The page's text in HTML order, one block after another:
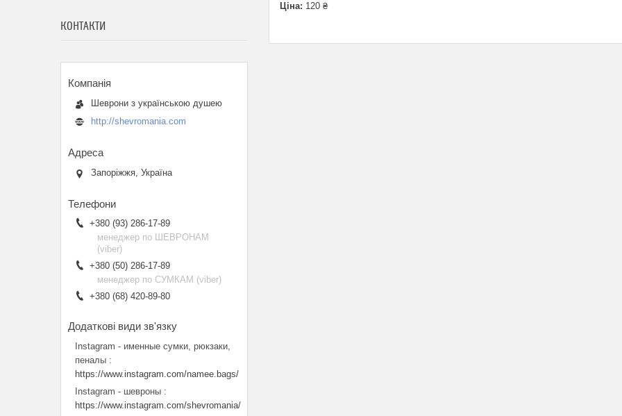
Ціна: 120 ₴
КОНТАКТИ
Шеврони з українською душею
http://shevromania.com
Запоріжжя, Україна
+380 (93) 286-17-89
менеджер по ШЕВРОНАМ
(viber)
+380 (50) 286-17-89
менеджер по СУМКАМ (viber)
+380 (68) 420-89-80
Instagram - именные сумки, рюкзаки,
пеналы
https://www.instagram.com/namee.bags/
Instagram - шевроны
https://www.instagram.com/shevromania/